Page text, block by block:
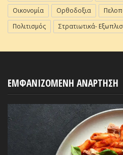
Οικονομία
Ορθοδοξια
Πολιτισμός
Στρατιωτικά-
ΕΜΦΑΝΙΖΟΜΕΝΗ ΑΝΑΡΤΗΣΗ